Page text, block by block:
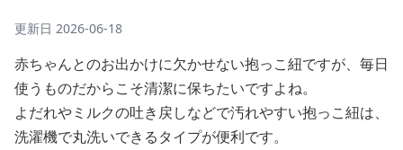
更新日 2026-06-18
赤ちゃんとのお出かけに欠かせない抱っこ紐ですが、毎日
使うものだからこそ清潔に保ちたいですよね。
よだれやミルクの吐き戻しなどで汚れやすい抱っこ紐は、
洗濯機で丸洗いできるタイプが便利です。